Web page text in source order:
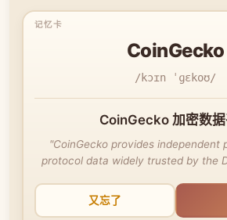
CoinGecko
/kɔɪn ˈɡɛkoʊ/
CoinGecko 加密数
"CoinGecko provides independent
protocol data widely trusted by the
又忘了